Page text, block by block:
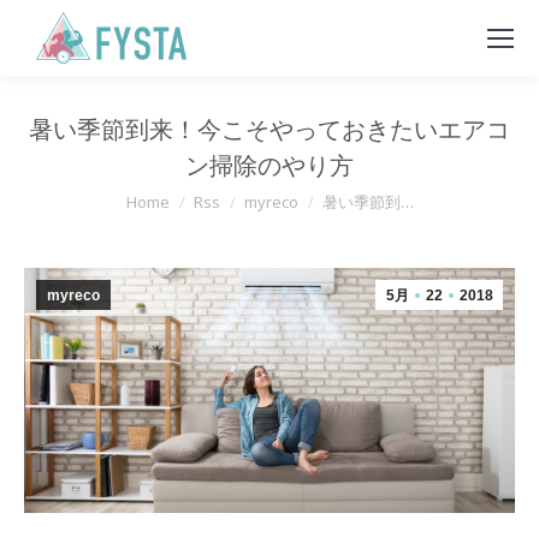
暑い季節到来！今こそやっておきたいエアコ
ン掃除のやり方
You are here:
Home Rss myreco 暑い季節到…
5月 22 2018
myreco